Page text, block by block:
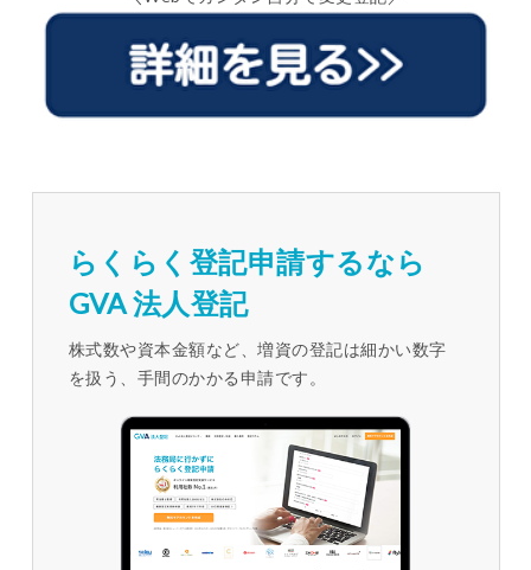
らくらく登記申請するなら
GVA 法人登記
株式数や資本金額など、増資の登記は細かい数字
を扱う、手間のかかる申請です。